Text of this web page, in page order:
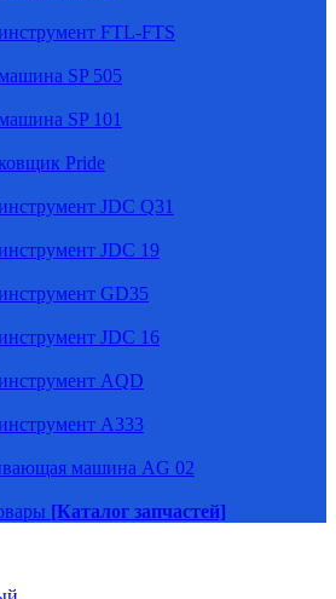
FTL-FTS
SP 505
SP 101
Pride
JDC Q31
JDC 19
GD35
JDC 16
AQD
A333
машина AG 02
[Каталог запчастей]